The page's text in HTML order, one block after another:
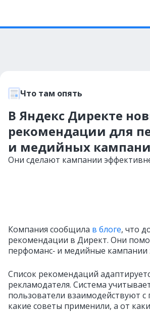
Что там опять
В Яндекс Директе
рекомендации для
и медийных
Они сделают кампании
Компания сообщила в блоге, что
рекомендации в Директ. Они
перфоманс‑ и медийные кампании
Список рекомендаций
рекламодателя. Система
пользователи взаимодействуют с
какие советы применили, а от